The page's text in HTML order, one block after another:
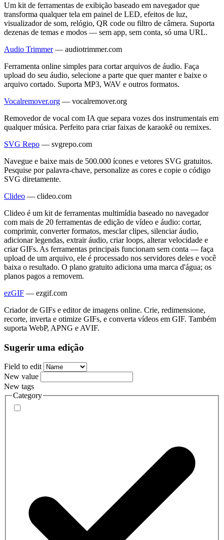
Um kit de ferramentas de exibição baseado em navegador que
transforma qualquer tela em painel de LED, efeitos de luz,
visualizador de som, relógio, QR code ou filtro de câmera. Suporta
dezenas de temas e modos — sem app, sem conta, só uma URL.
Audio Trimmer — audiotrimmer.com
Ferramenta online simples para cortar arquivos de áudio. Faça
upload do seu áudio, selecione a parte que quer manter e baixe o
arquivo cortado. Suporta MP3, WAV e outros formatos.
Vocalremover.org — vocalremover.org
Removedor de vocal com IA que separa vozes dos instrumentais em
qualquer música. Perfeito para criar faixas de karaokê ou remixes.
SVG Repo — svgrepo.com
Navegue e baixe mais de 500.000 ícones e vetores SVG gratuitos.
Pesquise por palavra-chave, personalize as cores e copie o código
SVG diretamente.
Clideo — clideo.com
Clideo é um kit de ferramentas multimídia baseado no navegador
com mais de 20 ferramentas de edição de vídeo e áudio: cortar,
comprimir, converter formatos, mesclar clipes, silenciar áudio,
adicionar legendas, extrair áudio, criar loops, alterar velocidade e
criar GIFs. As ferramentas principais funcionam sem conta — faça
upload de um arquivo, ele é processado nos servidores deles e você
baixa o resultado. O plano gratuito adiciona uma marca d'água; os
planos pagos a removem.
ezGIF — ezgif.com
Criador de GIFs e editor de imagens online. Crie, redimensione,
recorte, inverta e otimize GIFs, e converta vídeos em GIF. Também
suporta WebP, APNG e AVIF.
Sugerir uma edição
Field to edit
New value
New tags
Category